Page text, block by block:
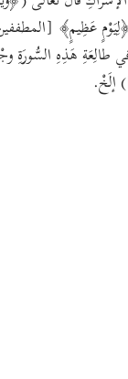
طالِعَةِ هَذِهِ السُّورَةِ